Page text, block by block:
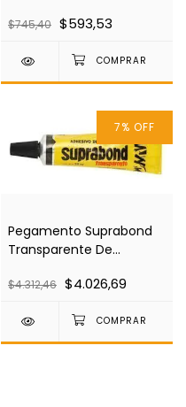
$745,40 $593,53
7% OFF
Pegamento Suprabond
Transparente De
$4.312,46 $4.026,69